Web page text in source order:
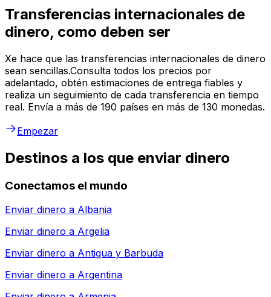
Transferencias internacionales de
dinero, como deben ser
Xe hace que las transferencias internacionales de dinero
sean sencillas.Consulta todos los precios por
adelantado, obtén estimaciones de entrega fiables y
realiza un seguimiento de cada transferencia en tiempo
real. Envía a más de 190 países en más de 130 monedas.
Empezar
Destinos a los que enviar dinero
Conectamos el mundo
Enviar dinero a Albania
Enviar dinero a Argelia
Enviar dinero a Antigua y Barbuda
Enviar dinero a Argentina